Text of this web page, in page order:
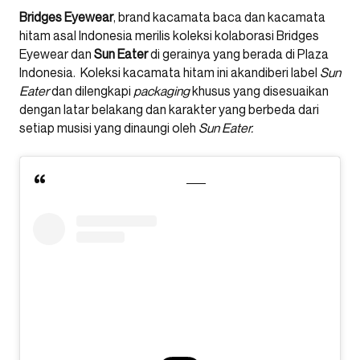
Bridges Eyewear, brand kacamata baca dan kacamata
hitam asal Indonesia merilis koleksi kolaborasi Bridges
Eyewear dan Sun Eaterdi gerainya yang berada di Plaza
Indonesia. Koleksi kacamata hitam ini akandiberi label Sun
Eaterdan dilengkapi packagingkhusus yang disesuaikan
dengan latar belakang dan karakter yang berbeda dari
setiap musisi yang dinaungi oleh Sun Eater.